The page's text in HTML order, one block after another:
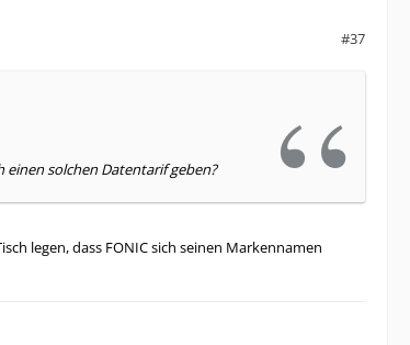
#37
solchen Datentarif geben?
legen, dass FONIC sich seinen Markennamen